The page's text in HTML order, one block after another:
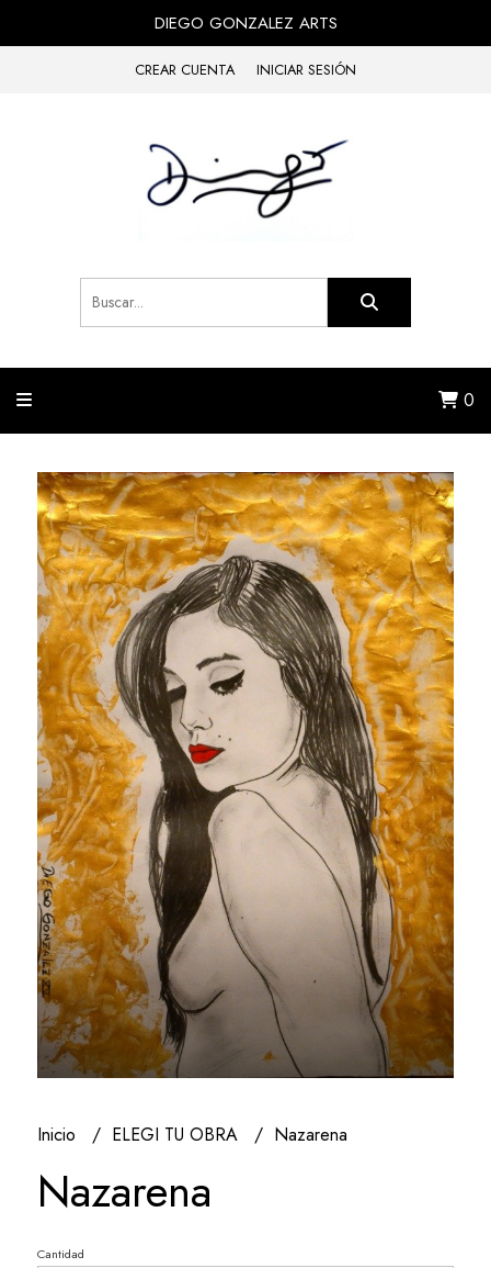
DIEGO GONZALEZ ARTS
CREAR CUENTA INICIAR SESIÓN
0
Inicio ELEGI TU OBRA Nazarena
Nazarena
Cantidad